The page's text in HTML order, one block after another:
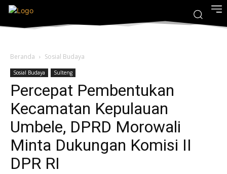
Beranda Sosial Budaya
Sosial Budaya Sulteng
Percepat Pembentukan
Kecamatan Kepulauan
Umbele, DPRD Morowali
Minta Dukungan Komisi II
DPR RI